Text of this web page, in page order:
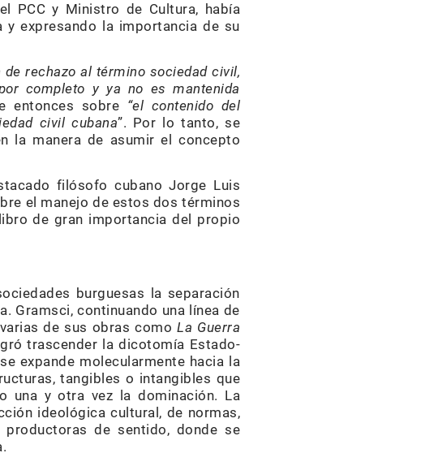
PCC y Ministro de Cultura, había
expresando la importancia de su
de rechazo al término sociedad civil,
completo y ya no es mantenida
entonces sobre “el contenido del
civil cubana”. Por lo tanto, se
la manera de asumir el concepto
filósofo cubano Jorge Luis
el manejo de estos dos términos
de gran importancia del propio
burguesas la separación
Gramsci, continuando una línea de
de sus obras comoLa Guerra
trascender la dicotomía Estado-
expande molecularmente hacia la
tangibles o intangibles que
una y otra vez la dominación. La
ideológica cultural, de normas,
de sentido, donde se